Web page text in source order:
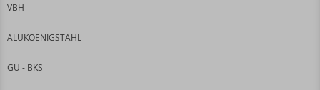
VBH
ALUKOENIGSTAHL
GU - BKS